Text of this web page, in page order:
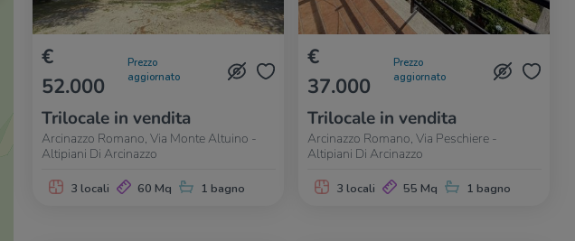
€
52.000
Prezzo
aggiornato
Trilocale in vendita
Arcinazzo Romano, Via Monte Altuino -
Altipiani Di Arcinazzo
3 locali 60 Mq 1 bagno
€
37.000
Prezzo
aggiornato
Trilocale in vendita
Arcinazzo Romano, Via Peschiere -
Altipiani Di Arcinazzo
3 locali 55 Mq 1 bagno